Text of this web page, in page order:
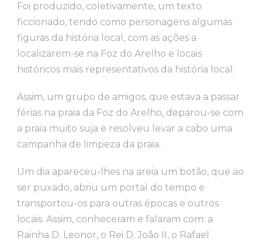
Foi produzido, coletivamente, um texto
ficcionado, tendo como personagens algumas
figuras da história local, com as ações a
localizarem-se na Foz do Arelho e locais
históricos mais representativos da história local.
Assim, um grupo de amigos, que estava a passar
férias na praia da Foz do Arelho, deparou-se com
a praia muito suja e resolveu levar a cabo uma
campanha de limpeza da praia.
Um dia apareceu-lhes na areia um botão, que ao
ser puxado, abriu um portal do tempo e
transportou-os para outras épocas e outros
locais. Assim, conheceram e falaram com: a
Rainha D. Leonor, o Rei D. João II, o Rafael